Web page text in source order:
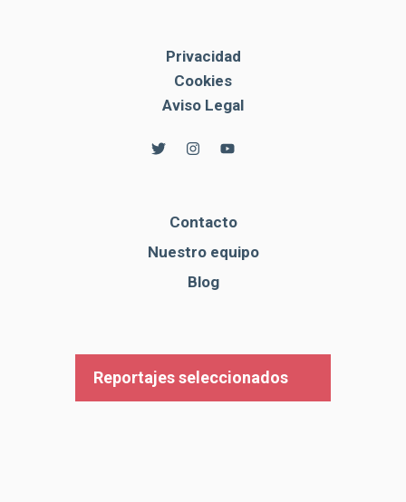
Privacidad
Cookies
Aviso Legal
Contacto
Nuestro equipo
Blog
Reportajes seleccionados